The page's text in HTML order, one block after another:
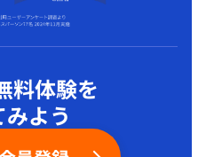
料体験を
よう